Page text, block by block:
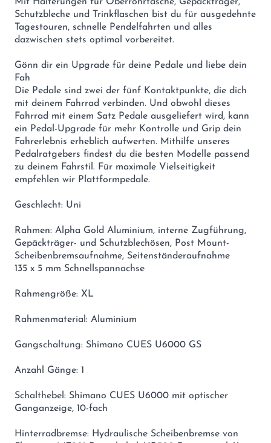
Mit Halterungen für Oberrohrtasche, Gepäckträger,
Schutzbleche und Trinkflaschen bist du für ausgedehnte
Tagestouren, schnelle Pendelfahrten und alles
dazwischen stets optimal vorbereitet.
Gönn dir ein Upgrade für deine Pedale und liebe dein
Fah
Die Pedale sind zwei der fünf Kontaktpunkte, die dich
mit deinem Fahrrad verbinden. Und obwohl dieses
Fahrrad mit einem Satz Pedale ausgeliefert wird, kann
ein Pedal-Upgrade für mehr Kontrolle und Grip dein
Fahrerlebnis erheblich aufwerten. Mithilfe unseres
Pedalratgebers findest du die besten Modelle passend
zu deinem Fahrstil. Für maximale Vielseitigkeit
empfehlen wir Plattformpedale.
Geschlecht: Uni
Rahmen: Alpha Gold Aluminium, interne Zugführung,
Gepäckträger- und Schutzblechösen, Post Mount-
Scheibenbremsaufnahme, Seitenständeraufnahme
135 x 5 mm Schnellspannachse
Rahmengröße: XL
Rahmenmaterial: Aluminium
Gangschaltung: Shimano CUES U6000 GS
Anzahl Gänge: 1
Schalthebel: Shimano CUES U6000 mit optischer
Ganganzeige, 10-fach
Hinterradbremse: Hydraulische Scheibenbremse von